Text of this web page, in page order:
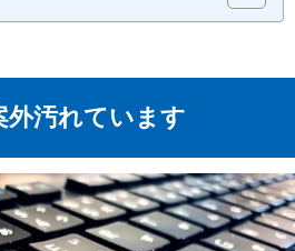
外汚れています